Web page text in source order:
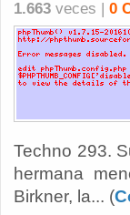
1.663 veces | 0
Techno 293.
hermana
Birkner, la... (